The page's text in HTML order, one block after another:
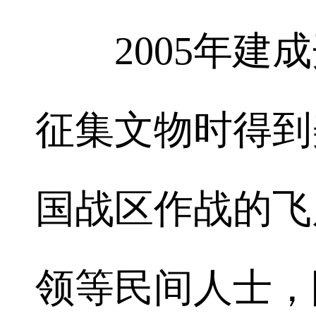
2005年建成
征集文物时得
国战区作战的
领等民间人士